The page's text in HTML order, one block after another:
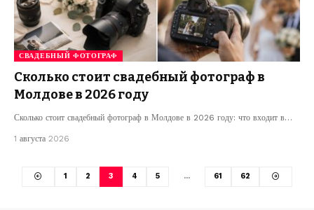
СВАДЕБНЫЙ ФОТОГРАФ
Сколько стоит свадебный фотограф в
Молдове в 2026 году
Сколько стоит свадебный фотограф в Молдове в 2026 году: что входит в…
1 августа 2026
1 2 3 4 5 … 61 62